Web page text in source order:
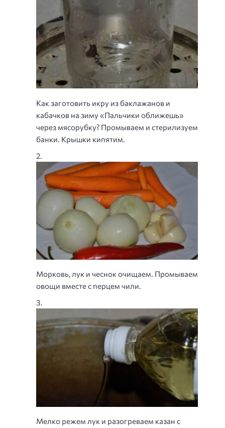
Как заготовить икру из баклажанов и
кабачков на зиму «Пальчики оближешь»
через мясорубку? Промываем и стерилизуем
банки. Крышки кипятим.
Морковь, лук и чеснок очищаем. Промываем
овощи вместе с перцем чили.
Мелко режем лук и разогреваем казан с